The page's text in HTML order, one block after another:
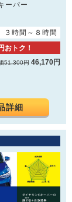
ーパー
３時間～８時間
おトク！
51,300円 46,170円
詳細